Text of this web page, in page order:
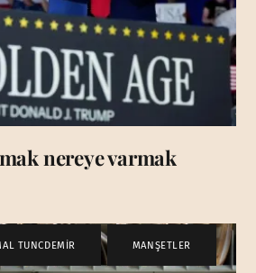
nereye varmak
TUNCDEMİR , MANŞETLER